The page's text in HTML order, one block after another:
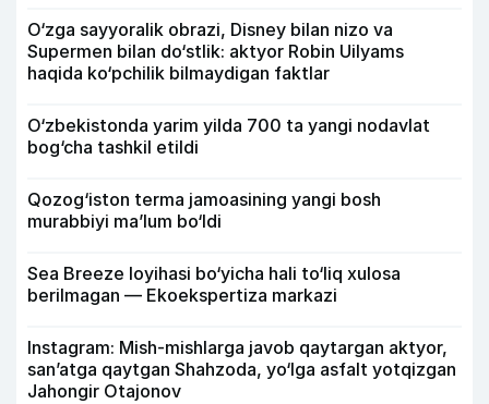
O‘zga sayyoralik obrazi, Disney bilan nizo va
Supermen bilan do‘stlik: aktyor Robin Uilyams
haqida ko‘pchilik bilmaydigan faktlar
O‘zbekistonda yarim yilda 700 ta yangi nodavlat
bog‘cha tashkil etildi
Qozog‘iston terma jamoasining yangi bosh
murabbiyi ma’lum bo‘ldi
Sea Breeze loyihasi bo‘yicha hali to‘liq xulosa
berilmagan — Ekoekspertiza markazi
Instagram: Mish-mishlarga javob qaytargan aktyor,
san’atga qaytgan Shahzoda, yo‘lga asfalt yotqizgan
Jahongir Otajonov